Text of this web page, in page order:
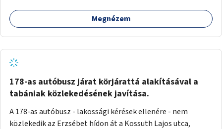
Megnézem
178-as autóbusz járat körjárattá alakításával a
tabániak közlekedésének javítása.
A 178-as autóbusz - lakossági kérések ellenére - nem
közlekedik az Erzsébet hídon át a Kossuth Lajos utca,